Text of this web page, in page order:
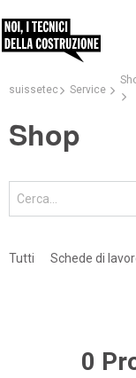
suissetec Service
Shop
Cerca
Tutti Schede di
0